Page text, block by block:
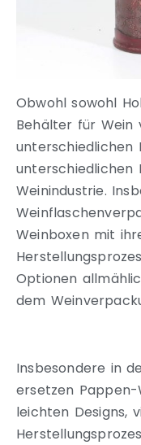
Obwohl sowohl
Behälter für Wein
unterschiedlichen
unterschiedlichen
Weinindustrie.
Weinboxen mit
Optionen
dem
Insbesondere in
ersetzen Pappen-
leichten Designs,